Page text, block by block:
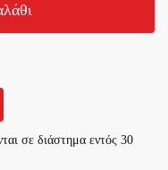
σε διάστημα εντός 30